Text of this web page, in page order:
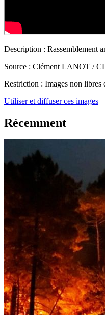
Description : Rassemblement
Source : Clément LANOT /
Restriction : Images non libres
Utiliser et diffuser ces images
Récemment